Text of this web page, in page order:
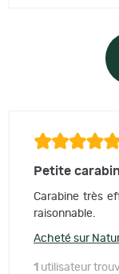
Petite
Carabine très
raisonnable.
Acheté sur
1 utilisateur